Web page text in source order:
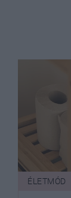
ÉLETMÓD